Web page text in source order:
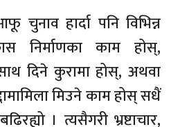
चुनाव हार्दा पनि विभिन्न
निर्माणका काम होस्,
दिने कुरामा होस्, अथवा
मिउने काम होस् सधैं
। त्यसैगरी भ्रष्टाचार,